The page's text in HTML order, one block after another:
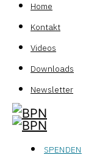
Home
Kontakt
Videos
Downloads
Newsletter
SPENDEN